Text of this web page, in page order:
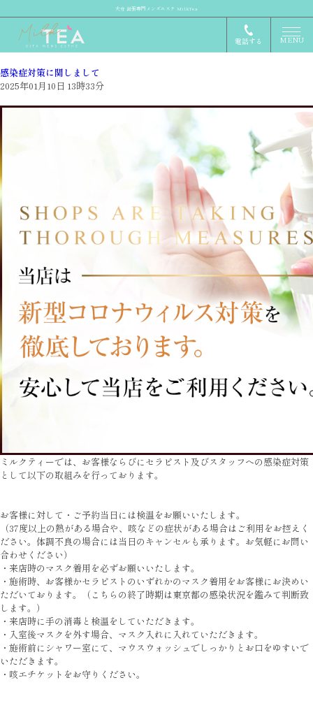
大分 出張専門メンズエステ MilkTea
電話する MENU
感染症対策に関しまして
2025年01月10日 13時33分
ミルクティーでは、お客様ならびにセラピスト及びスタッフへの感染症対策
として以下の取組みを行っております。
お客様に対して・ご予約当日には検温をお願いいたします。
（37度以上の熱がある場合や、咳などの症状がある場合はご利用をお控えく
ださい。体調不良の場合には当日のキャンセルも承ります。お気軽にお問い
合わせください）
・来店時のマスク着用を必ずお願いいたします。
・施術時、お客様かセラピストのいずれかのマスク着用をお客様にお決めい
ただいております。（こちらの終了時期は東京都の感染状況を鑑みて判断致
します。）
・来店時に手の消毒と検温をしていただきます。
・入室後マスクを外す場合、マスク入れに入れていただきます。
・施術前にシャワー室にて、マウスウォッシュでしっかりとお口をゆすいで
いただきます。
・咳エチケットをお守りください。